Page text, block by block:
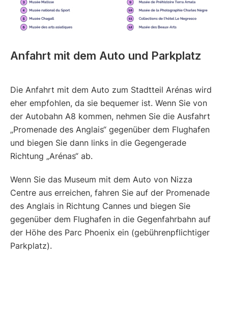
Anfahrt mit dem Auto und Parkplatz
Die Anfahrt mit dem Auto zum Stadtteil Arénas wird
eher empfohlen, da sie bequemer ist. Wenn Sie von
der Autobahn A8 kommen, nehmen Sie die Ausfahrt
„Promenade des Anglais“ gegenüber dem Flughafen
und biegen Sie dann links in die Gegengerade
Richtung „Arénas“ ab.
Wenn Sie das Museum mit dem Auto von Nizza
Centre aus erreichen, fahren Sie auf der Promenade
des Anglais in Richtung Cannes und biegen Sie
gegenüber dem Flughafen in die Gegenfahrbahn auf
der Höhe des Parc Phoenix ein (gebührenpflichtiger
Parkplatz).